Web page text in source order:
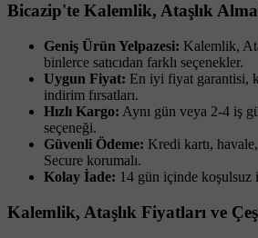
Bicazip'te Kalemlik, Ataşlık
Geniş Ürün Yelpazesi: Kalemlik,
binlerce satıcıdan farklı seçenekler.
Uygun Fiyat: En iyi fiyat garantisi,
indirim fırsatları.
Hızlı Kargo: Aynı gün veya 2-4 iş
seçeneği.
Güvenli Ödeme: Kredi kartı,
Secure korumalı.
Kolay İade: 14 gün içinde koşulsuz
Kalemlik, Ataşlık Fiyatları ve